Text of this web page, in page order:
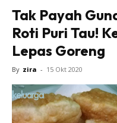
Tak Payah
Roti Puri Tau!
Lepas Goreng
By zira - 15 Okt 2020